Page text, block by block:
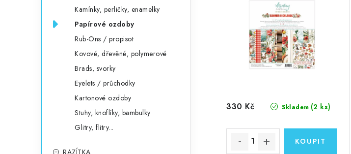
Kamínky, perličky, enamelky
Papírové ozdoby
Rub-Ons / propisot
Kovové, dřevěné, polymerové
Brads, svorky
Eyelets / průchodky
Kartonové ozdoby
Stuhy, knoflíky, bambulky
Glitry, flitry...
RAZÍTKA
Skladem (2 ks)
330 Kč